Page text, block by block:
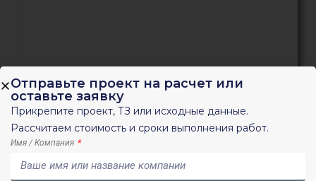
Согласование КГИОП. Помощь в
прохождении экспертизы
Отправьте проект на расчет или
оставьте заявку
Прикрепите проект, ТЗ или исходные данные.
Рассчитаем стоимость и сроки выполнения работ.
Имя / Компания